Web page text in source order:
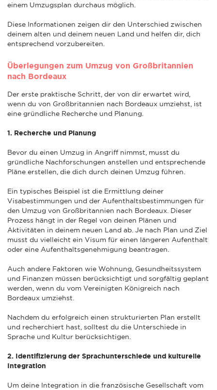
einem Umzugsplan durchaus möglich.
Diese Informationen zeigen dir den Unterschied zwischen
deinem alten und deinem neuen Land und helfen dir, dich
entsprechend vorzubereiten.
Überlegungen zum Umzug von Großbritannien
nach Bordeaux
Der erste praktische Schritt, der von dir erwartet wird,
wenn du von Großbritannien nach Bordeaux umziehst, ist
eine gründliche Recherche und Planung.
1. Recherche und Planung
Bevor du einen Umzug in Angriff nimmst, musst du
gründliche Nachforschungen anstellen und entsprechende
Pläne erstellen, die dich durch deinen Umzug führen.
Ein typisches Beispiel ist die Ermittlung deiner
Visabestimmungen und der Aufenthaltsbestimmungen für
den Umzug von Großbritannien nach Bordeaux. Dieser
Prozess hängt in der Regel von deinen Plänen und
Aktivitäten in deinem neuen Land ab. Je nach Plan und Ziel
musst du vielleicht ein Visum für einen längeren Aufenthalt
oder eine Aufenthaltsgenehmigung beantragen.
Auch andere Faktoren wie Wohnung, Gesundheitssystem
und Finanzen müssen berücksichtigt und sorgfältig geplant
werden, wenn du vom Vereinigten Königreich nach
Bordeaux umziehst.
Nachdem du erfolgreich einen strukturierten Plan erstellt
und recherchiert hast, solltest du die Unterschiede in
Sprache und Kultur berücksichtigen.
2. Identifizierung der Sprachunterschiede und kulturelle
Integration
Um deine Integration in die französische Gesellschaft vom